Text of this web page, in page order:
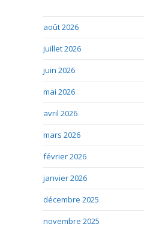
août 2026
juillet 2026
juin 2026
mai 2026
avril 2026
mars 2026
février 2026
janvier 2026
décembre 2025
novembre 2025